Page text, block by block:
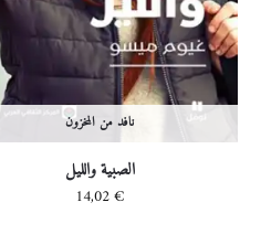
نافد من المخزون
الصبية والليل
14,02€